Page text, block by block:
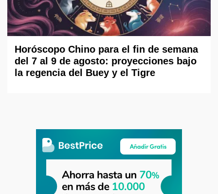
Horóscopo Chino para el fin de semana
del 7 al 9 de agosto: proyecciones bajo
la regencia del Buey y el Tigre